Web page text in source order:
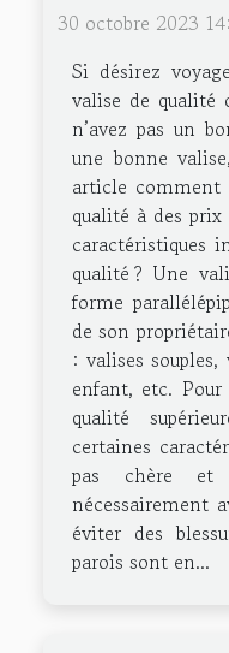
30 octobre 2023
Si désirez
valise de qualité
n’avez pas un
une bonne
article comment
qualité à des
caractéristiques
qualité ? Une
forme
de son
: valises
enfant, etc. Pour
qualité
certaines
pas chère
nécessairement
éviter des
parois sont en...